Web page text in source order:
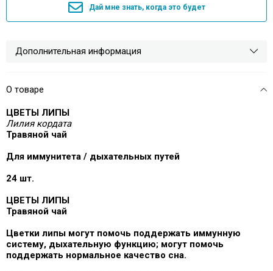
Дай мне знать, когда это будет
Дополнительная информация
О товаре
ЦВЕТЫ ЛИПЫ
Лилия кордата
Травяной чай
Для иммунитета / дыхательных путей
24 шт.
ЦВЕТЫ ЛИПЫ
Травяной чай
Цветки липы могут помочь поддержать иммунную
систему, дыхательную функцию; могут помочь
поддержать нормальное качество сна.